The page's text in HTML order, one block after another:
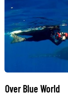
Over Blue World